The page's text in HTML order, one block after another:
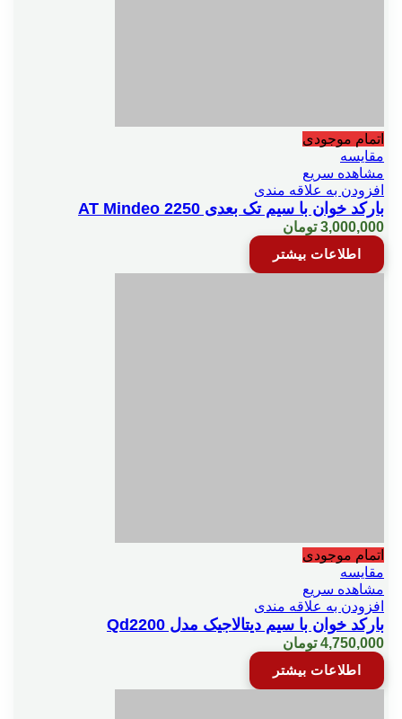
اتمام موجودی
مقایسه
مشاهده سریع
افزودن به علاقه مندی
بارکد خوان با سیم تک بعدی 2250 AT Mindeo
3,000,000 تومان
اطلاعات بیشتر
اتمام موجودی
مقایسه
مشاهده سریع
افزودن به علاقه مندی
بارکد خوان با سیم دیتالاجیک مدل Qd2200
4,750,000 تومان
اطلاعات بیشتر